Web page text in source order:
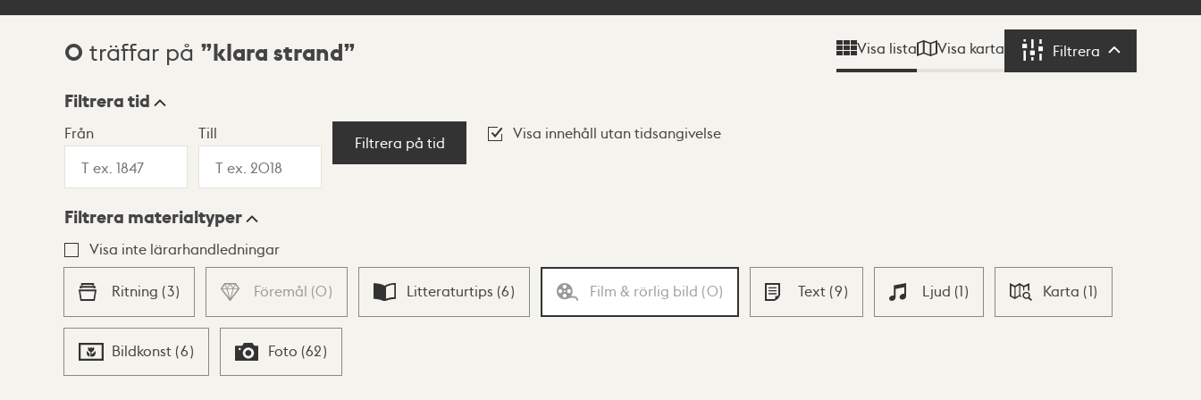
Sökresultat
0 träffar på klara strand Visa lista Visa karta Filtrera Filtrera
Visningsläge
Lista Karta
Filtrera tid
Från Till
Filtrera på tid
Visa innehåll utan tidsangivelse
Filtrera materialtyper
Visa inte lärarhandledningar
Ritning (3) Föremål (0) Litteraturtips (6) Film & rörlig bild (0) Text (9) Ljud (1) Karta (1)
Bildkonst (6) Foto (62)